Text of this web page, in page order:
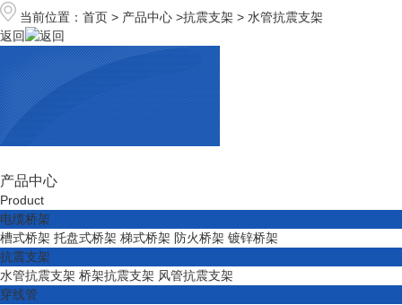
当前位置： 首页 > 产品中心 >抗震支架 > 水管抗震支架
返回
产品中心
Product
电缆桥架
槽式桥架 托盘式桥架 梯式桥架 防火桥架 镀锌桥架
抗震支架
水管抗震支架 桥架抗震支架 风管抗震支架
穿线管